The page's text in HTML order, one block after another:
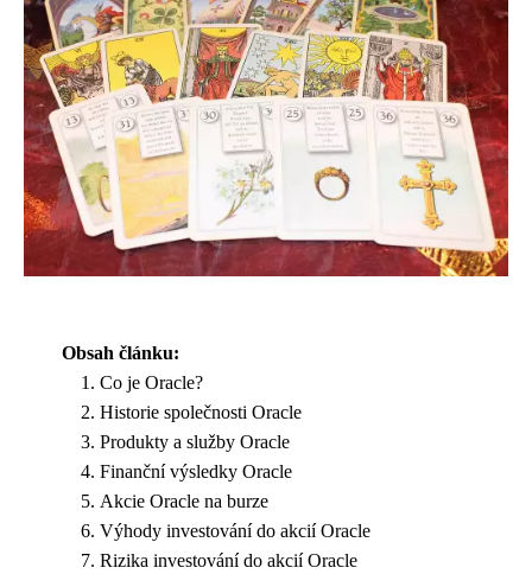
Obsah článku:
Co je Oracle?
Historie společnosti Oracle
Produkty a služby Oracle
Finanční výsledky Oracle
Akcie Oracle na burze
Výhody investování do akcií Oracle
Rizika investování do akcií Oracle